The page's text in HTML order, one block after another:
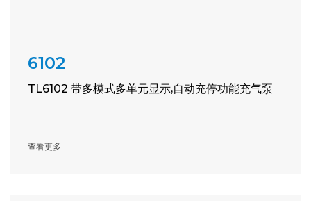
6102
TL6102 带多模式多单元显示,自动充停功能充气泵
查看更多